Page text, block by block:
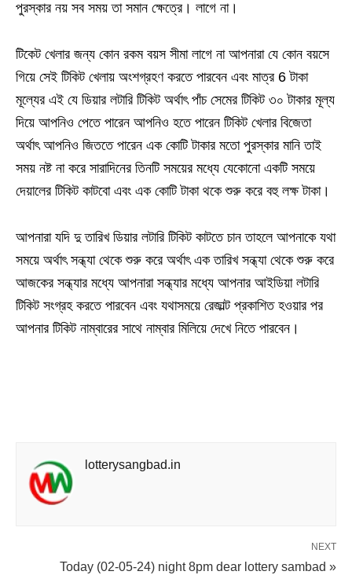
পুরস্কার নয় সব সময় তা সমান ক্ষেত্রে। লাগে না।
টিকেট খেলার জন্য কোন রকম বয়স সীমা লাগে না আপনারা যে কোন বয়সে
গিয়ে সেই টিকিট খেলায় অংশগ্রহণ করতে পারবেন এবং মাত্র 6 টাকা
মূল্যের এই যে ডিয়ার লটারি টিকিট অর্থাৎ পাঁচ সেমের টিকিট ৩০ টাকার মূল্য
দিয়ে আপনিও পেতে পারেন আপনিও হতে পারেন টিকিট খেলার বিজেতা
অর্থাৎ আপনিও জিততে পারেন এক কোটি টাকার মতো পুরস্কার মানি তাই
সময় নষ্ট না করে সারাদিনের তিনটি সময়ের মধ্যে যেকোনো একটি সময়ে
দেয়ালের টিকিট কাটবো এবং এক কোটি টাকা থকে শুরু করে বহু লক্ষ টাকা।
আপনারা যদি দু তারিখ ডিয়ার লটারি টিকিট কাটতে চান তাহলে আপনাকে যথা
সময়ে অর্থাৎ সন্ধ্যা থেকে শুরু করে অর্থাৎ এক তারিখ সন্ধ্যা থেকে শুরু করে
আজকের সন্ধ্যার মধ্যে আপনারা সন্ধ্যার মধ্যে আপনার আইডিয়া লটারি
টিকিট সংগ্রহ করতে পারবেন এবং যথাসময়ে রেজাল্ট প্রকাশিত হওয়ার পর
আপনার টিকিট নাম্বারের সাথে নাম্বার মিলিয়ে দেখে নিতে পারবেন।
lotterysangbad.in
NEXT
Today (02-05-24) night 8pm dear lottery sambad »